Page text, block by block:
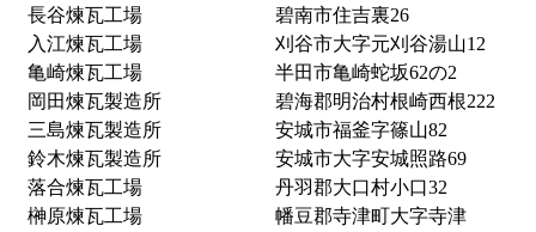
長谷煉瓦工場
碧南市住吉裏26
入江煉瓦工場
刈谷市大字元刈谷湯山12
亀崎煉瓦工場
半田市亀崎蛇坂62の2
岡田煉瓦製造所
碧海郡明治村根崎西根222
三島煉瓦製造所
安城市福釜字篠山82
鈴木煉瓦製造所
安城市大字安城照路69
落合煉瓦工場
丹羽郡大口村小口32
榊原煉瓦工場
幡豆郡寺津町大字寺津